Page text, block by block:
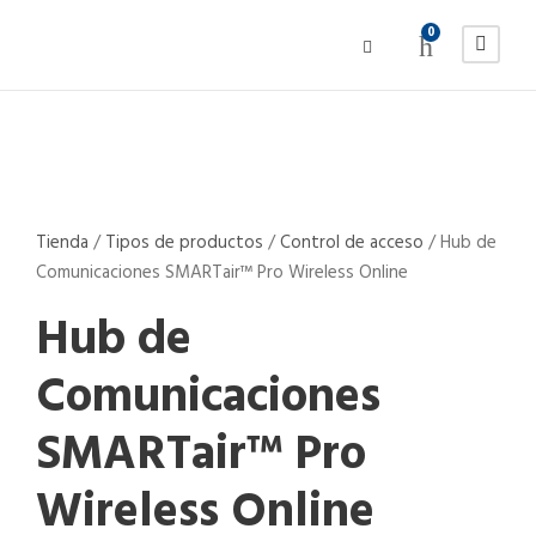
0
Tienda /Tipos de productos /Control de acceso /Hub de
Comunicaciones SMARTair™ Pro Wireless Online​
Hub de
Comunicaciones
SMARTair™ Pro
Wireless Online​